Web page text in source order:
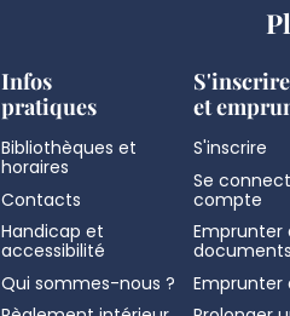
Infos
pratiques
Bibliothèques et
horaires
Contacts
Handicap et
accessibilité
Qui sommes-nous ?
S'inscrire
et
S'inscrire
Se
compte
Emprunter
documents
Emprunter